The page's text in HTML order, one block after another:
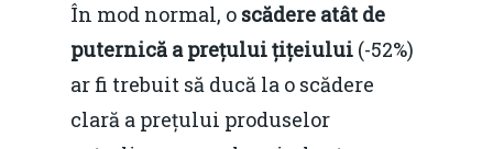
În mod normal, o scădere atât de
puternică a prețului țițeiului (-52%)
ar fi trebuit să ducă la o scădere
clară a prețului produselor